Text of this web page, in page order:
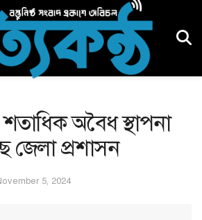
অবৈধ স্থাপনা
জেলা প্রশাসন
5, 2024